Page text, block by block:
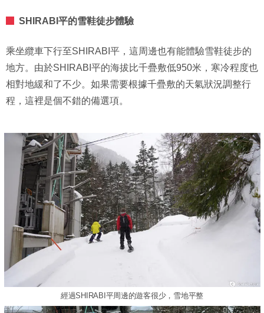
SHIRABI平的雪鞋徒步體驗
乘坐纜車下行至SHIRABI平，這周邊也有能體驗雪鞋徒步的
地方。由於SHIRABI平的海拔比千疊敷低950米，寒冷程度也
相對地緩和了不少。如果需要根據千疊敷的天氣狀況調整行
程，這裡是個不錯的備選項。
經過SHIRABI平周邊的遊客很少，雪地平整